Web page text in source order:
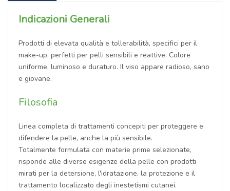
Indicazioni Generali
Prodotti di elevata qualità e tollerabilità, specifici per il
make-up, perfetti per pelli sensibili e reattive. Colore
uniforme, luminoso e duraturo. Il viso appare radioso, sano
e giovane.
Filosofia
Linea completa di trattamenti concepiti per proteggere e
difendere la pelle, anche la più sensibile.
Totalmente formulata con materie prime selezionate,
risponde alle diverse esigenze della pelle con prodotti
mirati per la detersione, l'idratazione, la protezione e il
trattamento localizzato degli inestetismi cutanei.